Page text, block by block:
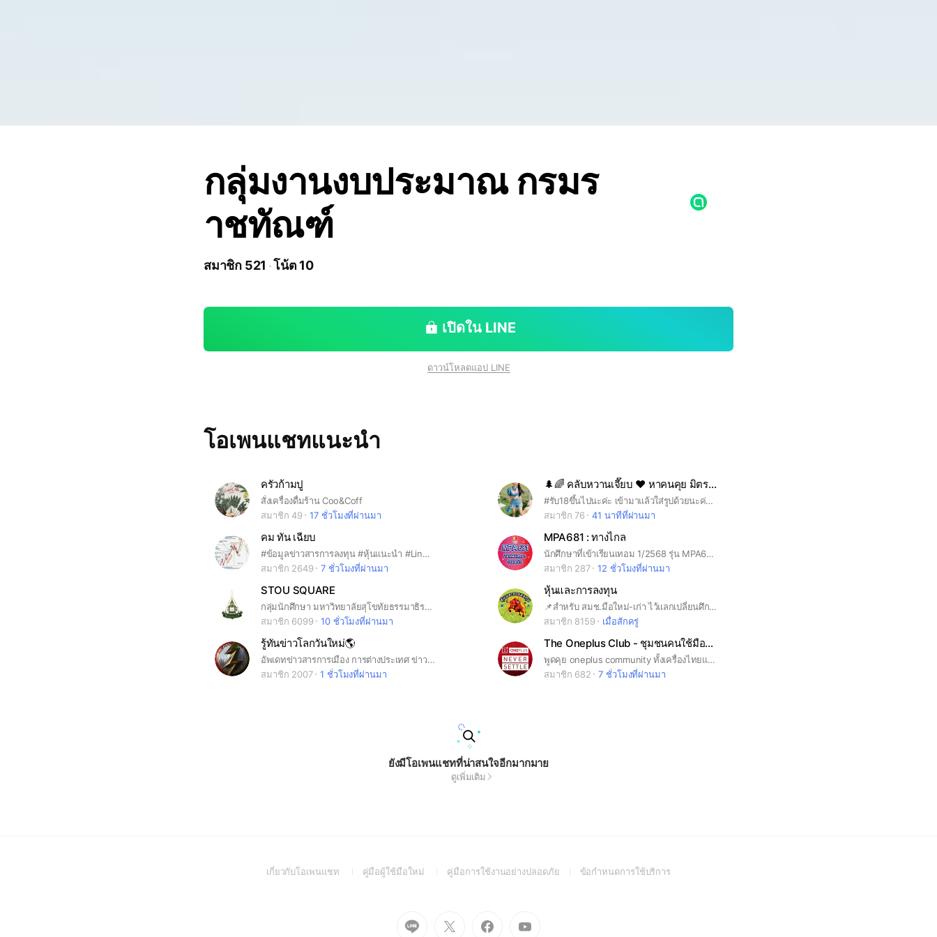
กลุ่มงานงบประมาณ กรมร
าชทัณฑ์
สมาชิก 521 โน้ต 10
เปิดใน LINE
ดาวน์โหลดแอป LINE
โอเพนแชทแนะนำ
ครัวก้ามปู
สั่งเครื่องดื่มร้าน Coo&Coff
สมาชิก 49
17 ชั่วโมงที่ผ่านมา
🌲🌈 คลับหวานเจี๊ยบ ❤️ หาคนคุย มิตรภาพ แฟน,กิ๊ก ❤️แลกไลน์ 🌈
#รับ18ขึ้นไปนะค่ะ เข้ามาแล้วใส่รูปด้วยนะค่ะถ้าไม่ใส่เดะเตะออก🥀คุยกันให้คบ7วันก่อนนะคะถึงจะแลกไลน์ได้ค่ะ🌹
สมาชิก 76
41 นาทีที่ผ่านมา
คม ทัน เฉียบ
#ข้อมูลข่าวสารการลงทุน #หุ้นแนะนำ #Line ID : veerapol.l #คม ทัน เฉียบ
สมาชิก 2649
7 ชั่วโมงที่ผ่านมา
MPA681 : ทางไกล
นักศึกษาที่เข้าเรียนเทอม 1/2568 รุ่น MPA681 (ใส่รหัสนักศึกษาทั้ง 2 คำถาม ใส่รูปนักศึกษาเพื่อยืนยันตัวตน)
สมาชิก 287
12 ชั่วโมงที่ผ่านมา
STOU SQUARE
กลุ่มนักศึกษา มหาวิทยาลัยสุโขทัยธรรมาธิราช (มสธ.) Sukhothai Thammathirat Open University [STOU]
สมาชิก 6099
10 ชั่วโมงที่ผ่านมา
หุ้นและการลงทุน
📌สำหรับ สมช.มือใหม่-เก่า ไว้แลกเปลี่ยนศึกษาข้อมูลหุ้นและจิตวิทยาการลงทุน #Mindset #หุ้น #ipo #คริปโต #crypto #forex #ฟอเรก #กราฟ #เทรด #trade #มือใหม่ #รายใหญ่ #smartmoney #warant #DW #เดย์เทรด #หุ้นซิ่ง #ซิ่ง #daytrade #vi #hybrid #รันเทรนด์ #การบ้าน #tradingview #efin #รวมพล
สมาชิก 8159
เมื่อสักครู่
รู้ทันข่าวโลกวันใหม่🌎
อัพเดทข่าวสารการเมือง การต่างประเทศ ข่าวไอที สุขภาพ การค้าระหว่างประเทศทั่วโลกและข่าวรอบด้านที่น่าสนใจได้ที่นี่
สมาชิก 2007
1 ชั่วโมงที่ผ่านมา
The Oneplus Club - ชุมชนคนใช้มือถือ Oneplus
พูดคุย oneplus community ทั้งเครื่องไทยและเครื่องนอก #oneplus #oneplus3 #oneplus3t #oneplus5 #oneplus5t #oneplus7 #oneplus7pro #oneplus7t #oneplus7tpro #oneplus7tproxls #gcam #twrp #rom #customrom #root
สมาชิก 682
7 ชั่วโมงที่ผ่านมา
ยังมีโอเพนแชทที่น่าสนใจอีกมากมาย
ดูเพิ่มเติม
เกี่ยวกับโอเพนแชท
(Openคู่มือผู้ใช้มือใหม่
(Open
window)
คู่มือการใช้งานอย่างปลอดภัย(Openข้อกำหนดการใช้บริการ(Open
Go
to
Go
to
Go
to
to